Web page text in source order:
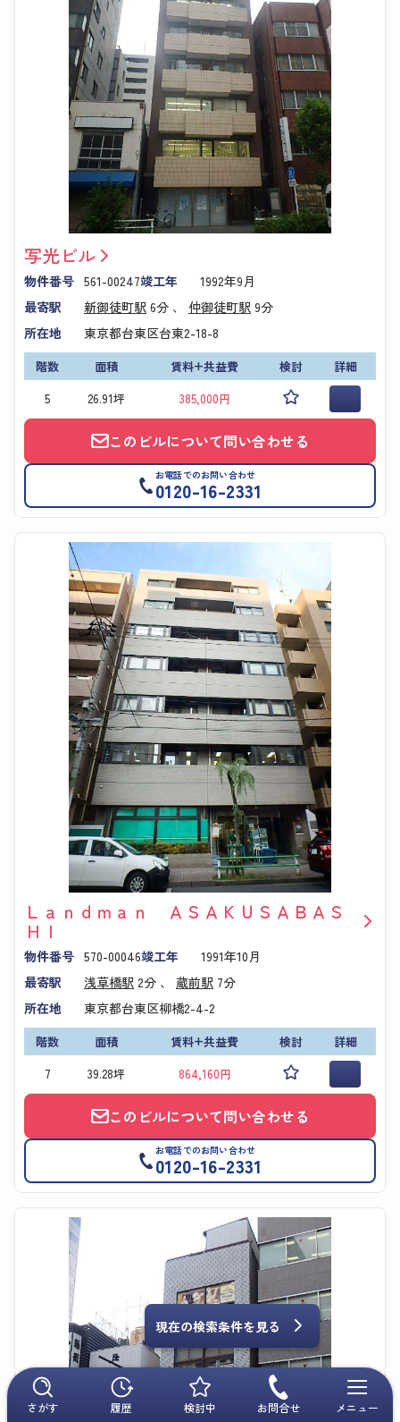
さがす 履歴 検討中 お問合せ メニュー
写光ビル
物件番号 561-00247竣工年
1992年9月
最寄駅
新御徒町駅 6分 、 仲御徒町駅 9分
所在地
東京都台東区台東2-18-8
階数 面積 賃料+共益費 検討
詳細
5
26.91坪 385,000円
このビルについて問い合わせる
お電話でのお問い合わせ
0120-16-2331
Ｌａｎｄｍａｎ ＡＳＡＫＵＳＡＢＡＳ
ＨＩ
物件番号 570-00046竣工年
1991年10月
最寄駅
浅草橋駅 2分 、 蔵前駅 7分
所在地
東京都台東区柳橋2-4-2
階数 面積 賃料+共益費 検討
詳細
7
39.28坪 864,160円
このビルについて問い合わせる
お電話でのお問い合わせ
0120-16-2331
現在の検索条件を見る